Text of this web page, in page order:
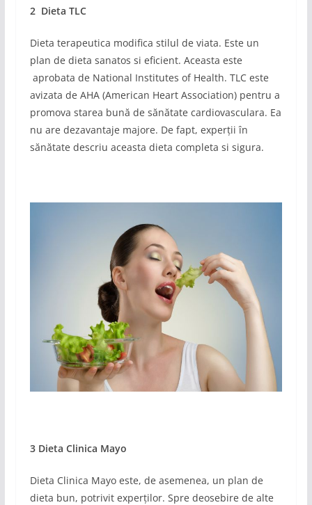
2 Dieta TLC
Dieta terapeutica modifica stilul de viata. Este un
plan de dieta sanatos si eficient. Aceasta este
aprobata de National Institutes of Health. TLC este
avizata de AHA (American Heart Association) pentru a
promova starea bună de sănătate cardiovasculara. Ea
nu are dezavantaje majore. De fapt, experții în
sănătate descriu aceasta dieta completa si sigura.
3 Dieta Clinica Mayo
Dieta Clinica Mayo este, de asemenea, un plan de
dieta bun, potrivit experților. Spre deosebire de alte